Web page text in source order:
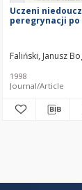
Uczeni
peregrynacji po
Faliński, Janusz
1998
Journal/Article